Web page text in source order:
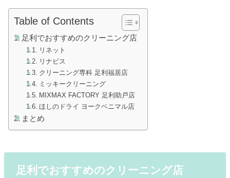
Table of Contents
足利でおすすめのクリーニング店
リネット
リナビス
クリーニング専科 足利福居店
ミッキークリーニング
MIXMAX FACTORY 足利助戸店
ほしのドライ ヨークベニマル店
まとめ
足利でおすすめのクリーニング店